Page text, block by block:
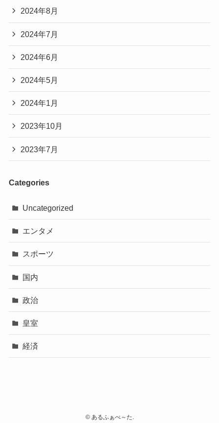
2024年8月
2024年7月
2024年6月
2024年5月
2024年1月
2023年10月
2023年7月
Categories
Uncategorized
エンタメ
スポーツ
国内
政治
皇室
経済
©あるふぁべ～た.